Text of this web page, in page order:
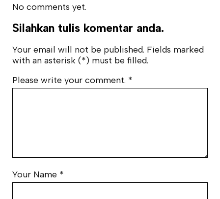
No comments yet.
Silahkan tulis komentar anda.
Your email will not be published. Fields marked
with an asterisk (*) must be filled.
Please write your comment. *
Your Name *